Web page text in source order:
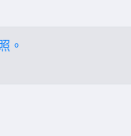
。